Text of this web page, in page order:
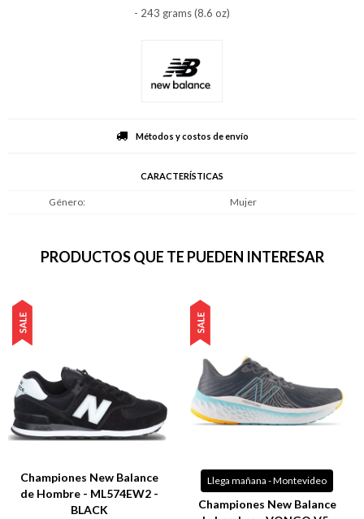
- 243 grams (8.6 oz)
Métodos y costos de envío
CARACTERÍSTICAS
Género Mujer
PRODUCTOS QUE TE PUEDEN INTERESAR
Championes New Balance
de Hombre - ML574EW2 -
BLACK
Llega mañana - Montevideo
Championes New Balance